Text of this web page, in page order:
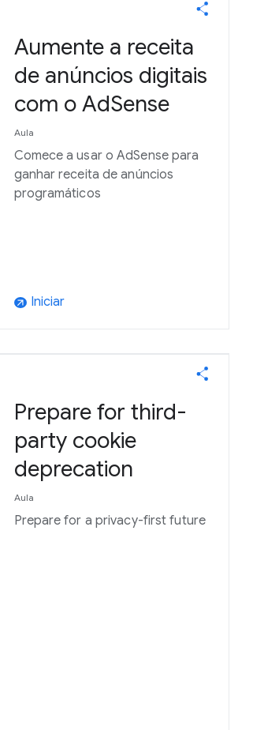
Aumente a receita
de anúncios digitais
com o AdSense
Aula
Comece a usar o AdSense para
ganhar receita de anúncios
programáticos
arrow_outward Iniciar
Prepare for third-
party cookie
deprecation
Aula
Prepare for a privacy-first future